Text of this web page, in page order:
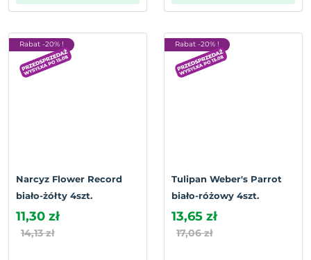
Rabat -20% !
Narcyz Flower Record
biało-żółty 4szt.
11,30 zł
14,13 zł
Rabat -20% !
Tulipan Weber's Parrot
biało-różowy 4szt.
13,65 zł
17,06 zł